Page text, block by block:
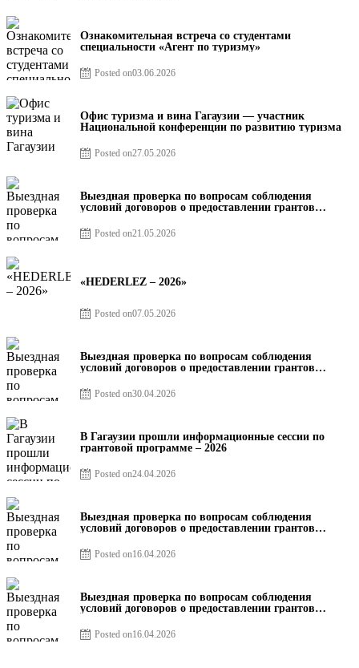
Ознакомительная встреча со студентами
специальности «Агент по туризму»
Posted on03.06.2026
Офис туризма и вина Гагаузии — участник
Национальной конференции по развитию туризма
Posted on27.05.2026
Выездная проверка по вопросам соблюдения
условий договоров о предоставлении грантов
Posted on21.05.2026
«HEDERLEZ – 2026»
Posted on07.05.2026
Выездная проверка по вопросам соблюдения
условий договоров о предоставлении грантов
Posted on30.04.2026
В Гагаузии прошли информационные сессии по
грантовой программе – 2026
Posted on24.04.2026
Выездная проверка по вопросам соблюдения
условий договоров о предоставлении грантов
Posted on16.04.2026
Выездная проверка по вопросам соблюдения
условий договоров о предоставлении грантов
Posted on16.04.2026